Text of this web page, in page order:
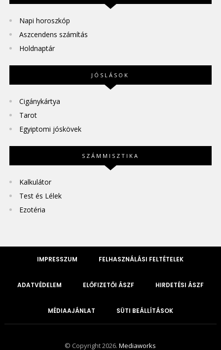
Napi horoszkóp
Aszcendens számítás
Holdnaptár
JÓSLÁSOK
Cigánykártya
Tarot
Egyiptomi jóskövek
SZÁMMISZTIKA
Kalkulátor
Test és Lélek
Ezotéria
IMPRESSZUM FELHASZNÁLÁSI FELTÉTELEK
ADATVÉDELEM ELŐFIZETŐI ÁSZF HIRDETÉSI ÁSZF
MÉDIAAJÁNLAT SÜTI BEÁLLÍTÁSOK
© Copyright 2026.Mediaworks